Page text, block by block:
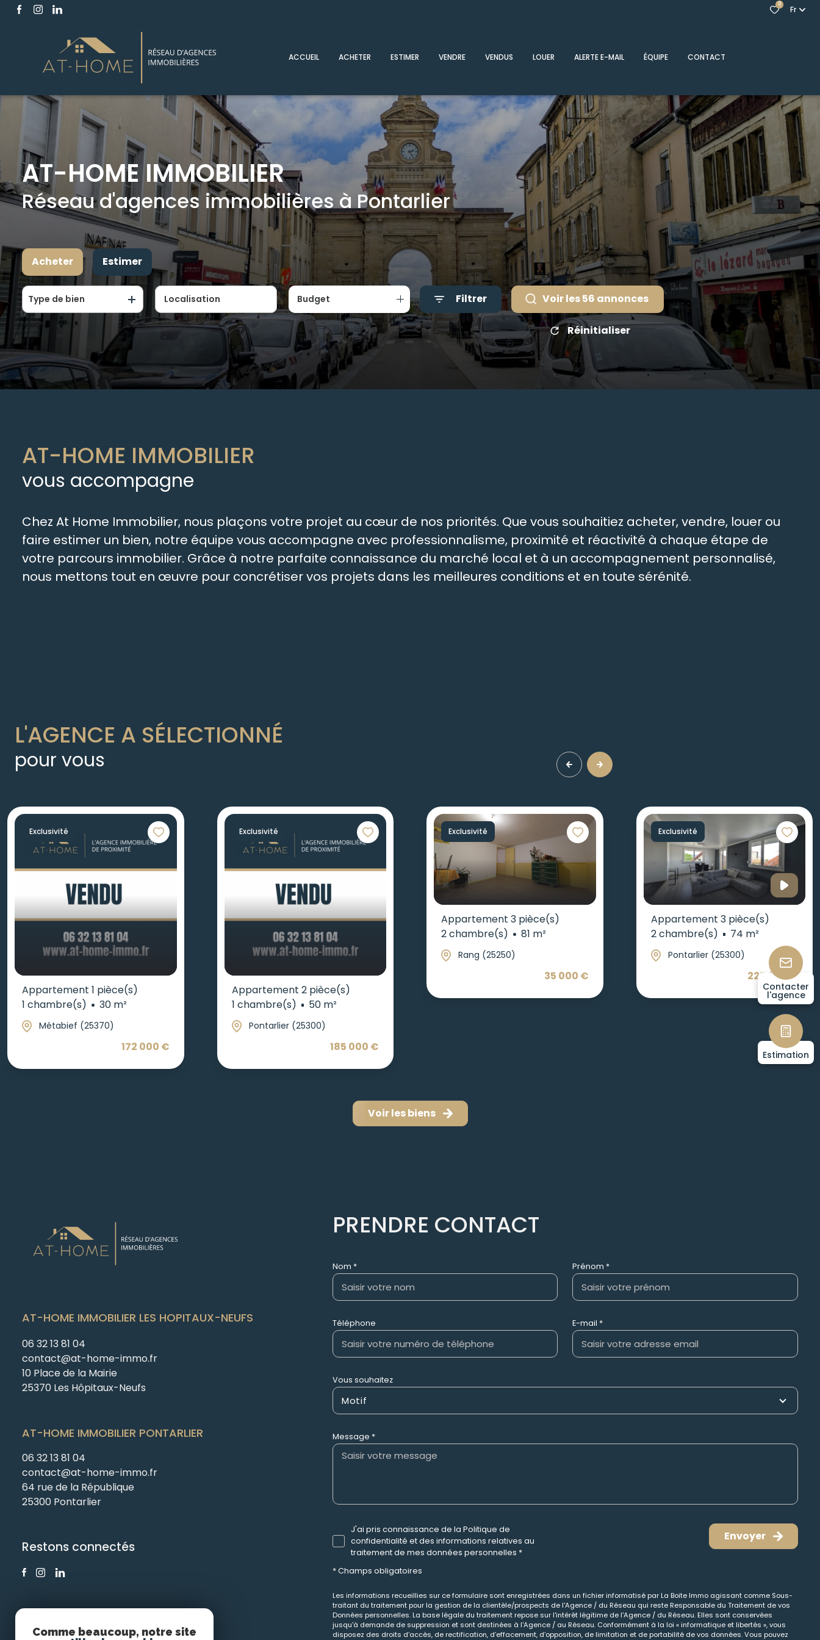
0 Fr
ACCUEIL ACHETER ESTIMER VENDRE VENDUS LOUER ALERTE E-MAIL ÉQUIPE CONTACT
AT-HOME IMMOBILIER
Réseau d'agences immobilières à Pontarlier
Acheter
De l'ancien
De l'immo pro
Estimer
Type de bien Budget Filtrer Voir les56 annonces
Réinitialiser
AT-HOME IMMOBILIER
vous accompagne
Chez At Home Immobilier, nous plaçons votre projet au cœur de nos priorités. Que vous souhaitiez acheter, vendre, louer ou
faire estimer un bien, notre équipe vous accompagne avec professionnalisme, proximité et réactivité à chaque étape de
votre parcours immobilier. Grâce à notre parfaite connaissance du marché local et à un accompagnement personnalisé,
nous mettons tout en œuvre pour concrétiser vos projets dans les meilleures conditions et en toute sérénité.
L'AGENCE A SÉLECTIONNÉ
pour vous
Exclusivité
Appartement 1 pièce(s)
1 chambre(s)
30 m²
Métabief (25370)
172 000 €
Exclusivité
Appartement 2 pièce(s)
1 chambre(s)
50 m²
Pontarlier (25300)
185 000 €
Exclusivité
Appartement 3 pièce(s)
2 chambre(s)
81 m²
Rang (25250)
35 000 €
Exclusivité
Appartement 3 pièce(s)
2 chambre(s)
74 m²
Pontarlier (25300)
225 000 €
Voir les biens
Contacter
l'agence
Estimation
PRENDRE CONTACT
Nom * Prénom *
Téléphone E-mail *
Vous souhaitez
Motif
Message *
J'ai pris connaissance de la Politique de
confidentialité et des informations relatives au
traitement de mes données personnelles *
* Champs obligatoires
Envoyer
Les informations recueillies sur ce formulaire sont enregistrées dans un fichier informatisé par La Boite Immo agissant comme Sous-
traitant du traitement pour la gestion de la clientèle/prospects de l'Agence / du Réseau qui reste Responsable du Traitement de vos
Données personnelles. La base légale du traitement repose sur l'intérêt légitime de l'Agence / du Réseau. Elles sont conservées
jusqu'à demande de suppression et sont destinées à l'Agence / au Réseau. Conformément à la loi « informatique et libertés », vous
disposez des droits d’accès, de rectification, d’effacement, d’opposition, de limitation et de portabilité de vos données. Vous pouvez
AT-HOME IMMOBILIER LES HOPITAUX-NEUFS
06 32 13 81 04
contact@at-home-immo.fr
10 Place de la Mairie
25370 Les Hôpitaux-Neufs
AT-HOME IMMOBILIER PONTARLIER
06 32 13 81 04
contact@at-home-immo.fr
64 rue de la République
25300 Pontarlier
Restons connectés
Comme beaucoup, notre site